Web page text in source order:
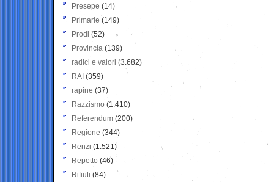
Presepe (14)
Primarie (149)
Prodi (52)
Provincia (139)
radici e valori (3.682)
RAI (359)
rapine (37)
Razzismo (1.410)
Referendum (200)
Regione (344)
Renzi (1.521)
Repetto (46)
Rifiuti (84)